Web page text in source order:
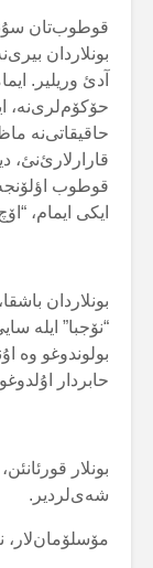
قوطوب‌تان
بونلاردان
آدئ وریلیر.
حۆکۆم‌لری‌نە،
حاقیقاتی‌نە
قارارلارئ‌نئ،
قوطوب
ایکی ایمام،
بونلاردان
“نۆجبا” ایلە
بولوندوغو وە
حابردار
بونلار
شەی‌لردیر.
مۆسلۆمان‌لار،